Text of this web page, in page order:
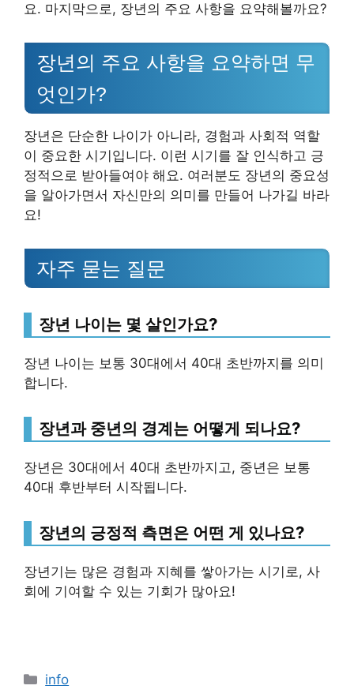
요. 마지막으로, 장년의 주요 사항을 요약해볼까요?
장년의 주요 사항을 요약하면 무
엇인가?
장년은 단순한 나이가 아니라, 경험과 사회적 역할
이 중요한 시기입니다. 이런 시기를 잘 인식하고 긍
정적으로 받아들여야 해요. 여러분도 장년의 중요성
을 알아가면서 자신만의 의미를 만들어 나가길 바라
요!
자주 묻는 질문
장년 나이는 몇 살인가요?
장년 나이는 보통 30대에서 40대 초반까지를 의미
합니다.
장년과 중년의 경계는 어떻게 되나요?
장년은 30대에서 40대 초반까지고, 중년은 보통
40대 후반부터 시작됩니다.
장년의 긍정적 측면은 어떤 게 있나요?
장년기는 많은 경험과 지혜를 쌓아가는 시기로, 사
회에 기여할 수 있는 기회가 많아요!
Categories
info